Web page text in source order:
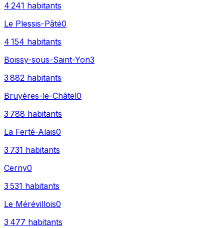
4 241 habitants
Le Plessis-Pâté0
4 154 habitants
Boissy-sous-Saint-Yon3
3 882 habitants
Bruyères-le-Châtel0
3 788 habitants
La Ferté-Alais0
3 731 habitants
Cerny0
3 531 habitants
Le Mérévillois0
3 477 habitants